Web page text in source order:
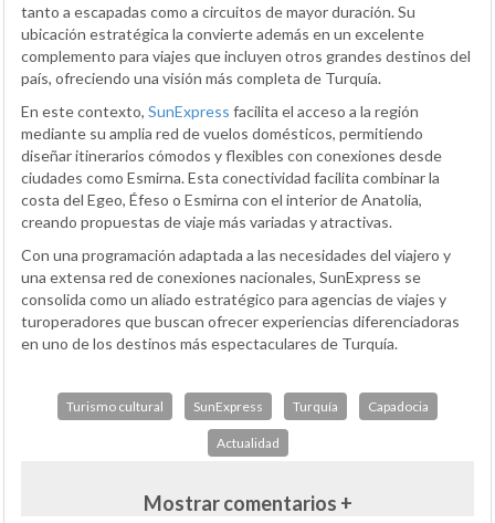
tanto a escapadas como a circuitos de mayor duración. Su
ubicación estratégica la convierte además en un excelente
complemento para viajes que incluyen otros grandes destinos del
país, ofreciendo una visión más completa de Turquía.
En este contexto, SunExpress facilita el acceso a la región
mediante su amplia red de vuelos domésticos, permitiendo
diseñar itinerarios cómodos y flexibles con conexiones desde
ciudades como Esmirna. Esta conectividad facilita combinar la
costa del Egeo, Éfeso o Esmirna con el interior de Anatolia,
creando propuestas de viaje más variadas y atractivas.
Con una programación adaptada a las necesidades del viajero y
una extensa red de conexiones nacionales, SunExpress se
consolida como un aliado estratégico para agencias de viajes y
turoperadores que buscan ofrecer experiencias diferenciadoras
en uno de los destinos más espectaculares de Turquía.
Turismo cultural SunExpress Turquía Capadocia
Actualidad
Mostrar comentarios +